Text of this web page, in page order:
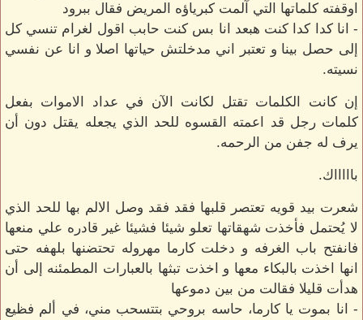
اوقفته كلماتها التي آلمت كبرياؤه المريض فقال ببرود
- انا كدا كدا كنت هبعد انا بس كنت حابب اقول لغرام تنسي كل
إلى حصل بينا و تعتبر اني مدخلتش حياتها اصلا و انا عن نفسي
نسيته.
إن كانت الكلمات تقتل لكانت الآن في عداد الاموات بفعل
كلمات رجل قد اعمته القسوه للحد الذي يجعله يقتل دون أن
يرف له جفن من الرحمه.
باااااك.
شعرت بيد قويه تعتصر قلبها فقد فقد وصل الالم بها للحد الذي
لا يُحتمل فأخذت شهقاتها تعلو شيئا فشيئا غير قادره علي منعها
فانفتح باب الغرفه و دخلت كارما مهروله تحتضنها بلهفه حتى
انها اخذت بالبكاء معها و اخذت تبثها بالعبارات المطمئنه إلى أن
هدأت قليلا فقالت من بين دموعها
- انا بموت يا كارما، حاسه بروحي بتتسحب مني، في ألم فظيع